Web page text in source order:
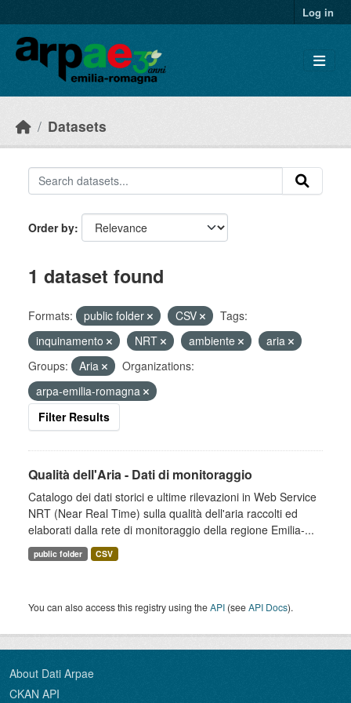
Log in
Datasets
Order by
1 dataset found
Formats: public folder CSV
Tags:
inquinamento
NRT ambiente
aria
Groups:
Aria
Organizations:
arpa-emilia-romagna
Filter Results
Qualità dell'Aria - Dati di monitoraggio
Catalogo dei dati storici e ultime rilevazioni in Web Service
NRT (Near Real Time) sulla qualità dell'aria raccolti ed
elaborati dalla rete di monitoraggio della regione Emilia-...
public folder CSV
You can also access this registry using theAPI (seeAPI Docs).
About Dati Arpae
CKAN API